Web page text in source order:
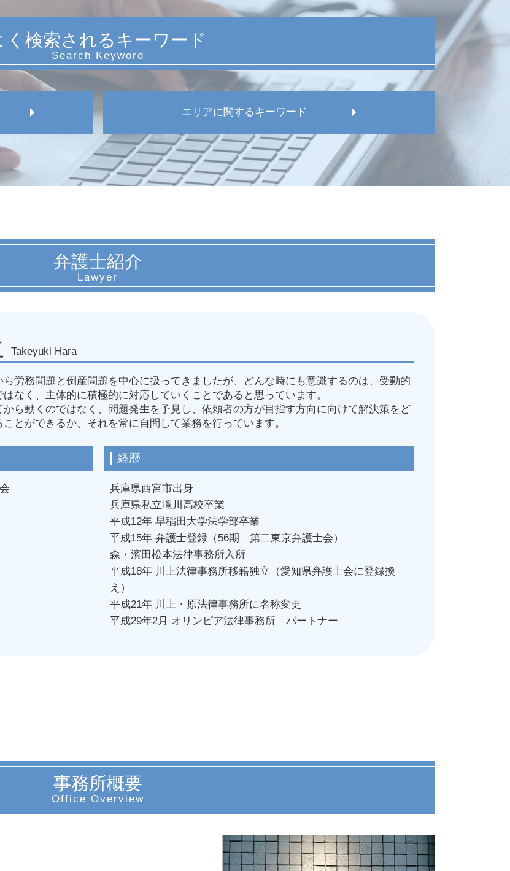
く検索されるキーワード
エリアに関するキーワード
愛知県 メンタルヘルス 問題
愛知県 未払い賃金請求された
愛知県 休職 問題
愛知県 労働審判 弁護士
名古屋市 未払い残業代請求された
名古屋市 不当解雇 弁護士
愛知県 未払い残業代請求された
名古屋市 労働審判
名古屋市 労務問題 解決
名古屋市 使用者側 労務問題
愛知県 従業員 訴えられた
愛知県 労働問題 解決
愛知県 復職トラブル 弁護士
弁護士紹介
Takeyuki Hara
ら労務問題と倒産問題を中心に扱ってきましたが、どんな時にも意識するのは、受動的
なく、主体的に積極的に対応していくことであると思っています。
から動くのではなく、問題発生を予見し、依頼者の方が目指す方向に向けて解決策をど
とができるか、それを常に自問して業務を行っています。
経歴
兵庫県西宮市出身
兵庫県私立滝川高校卒業
平成12年 早稲田大学法学部卒業
平成15年 弁護士登録（56期 第二東京弁護士会）
森・濱田松本法律事務所入所
平成18年 川上法律事務所移籍独立（愛知県弁護士会に登録換
え）
平成21年 川上・原法律事務所に名称変更
平成29年2月 オリンピア法律事務所 パートナー
事務所概要